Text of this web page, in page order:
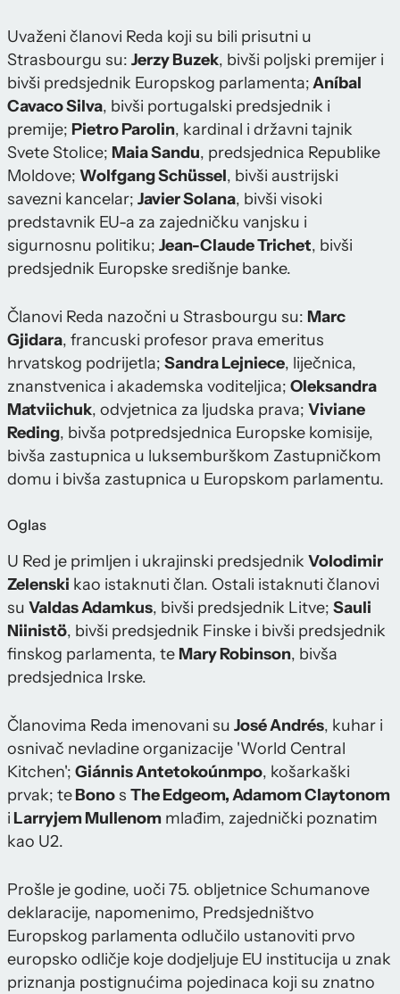
Uvaženi članovi Reda koji su bili prisutni u
Strasbourgu su: Jerzy Buzek, bivši poljski premijer i
bivši predsjednik Europskog parlamenta;Aníbal
Cavaco Silva, bivši portugalski predsjednik i
premije; Pietro Parolin, kardinal i državni tajnik
Svete Stolice; Maia Sandu, predsjednica Republike
Moldove; Wolfgang Schüssel, bivši austrijski
savezni kancelar; Javier Solana, bivši visoki
predstavnik EU-a za zajedničku vanjsku i
sigurnosnu politiku; Jean-Claude Trichet, bivši
predsjednik Europske središnje banke.
Članovi Reda nazočni u Strasbourgu su: Marc
Gjidara, francuski profesor prava emeritus
hrvatskog podrijetla; Sandra Lejniece, liječnica,
znanstvenica i akademska voditeljica; Oleksandra
Matviichuk, odvjetnica za ljudska prava; Viviane
Reding, bivša potpredsjednica Europske komisije,
bivša zastupnica u luksemburškom Zastupničkom
domu i bivša zastupnica u Europskom parlamentu.
Oglas
U Red je primljen i ukrajinski predsjednik Volodimir
Zelenski kao istaknuti član. Ostali istaknuti članovi
su Valdas Adamkus, bivši predsjednik Litve; Sauli
Niinistö, bivši predsjednik Finske i bivši predsjednik
finskog parlamenta, te Mary Robinson, bivša
predsjednica Irske.
Članovima Reda imenovani su José Andrés, kuhar i
osnivač nevladine organizacije 'World Central
Kitchen'; Giánnis Antetokoúnmpo, košarkaški
prvak; teBonos The Edgeom, Adamom Claytonom
i Larryjem Mullenom mlađim, zajednički poznatim
kao U2.
Prošle je godine, uoči 75. obljetnice Schumanove
deklaracije, napomenimo, Predsjedništvo
Europskog parlamenta odlučilo ustanoviti prvo
europsko odličje koje dodjeljuje EU institucija u znak
priznanja postignućima pojedinaca koji su znatno